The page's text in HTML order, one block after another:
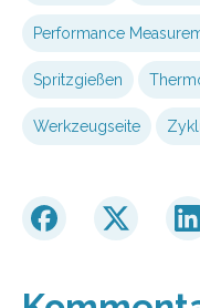
Performance
Spritzgießen
Werkzeugseite